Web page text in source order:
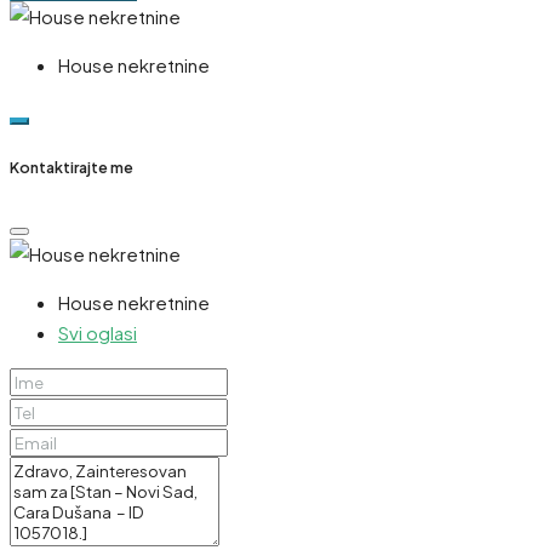
House nekretnine
Kontaktirajte me
House nekretnine
Svi oglasi